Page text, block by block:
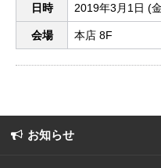
日時 2019年3月1日 (
会場 本店 8F
お知らせ